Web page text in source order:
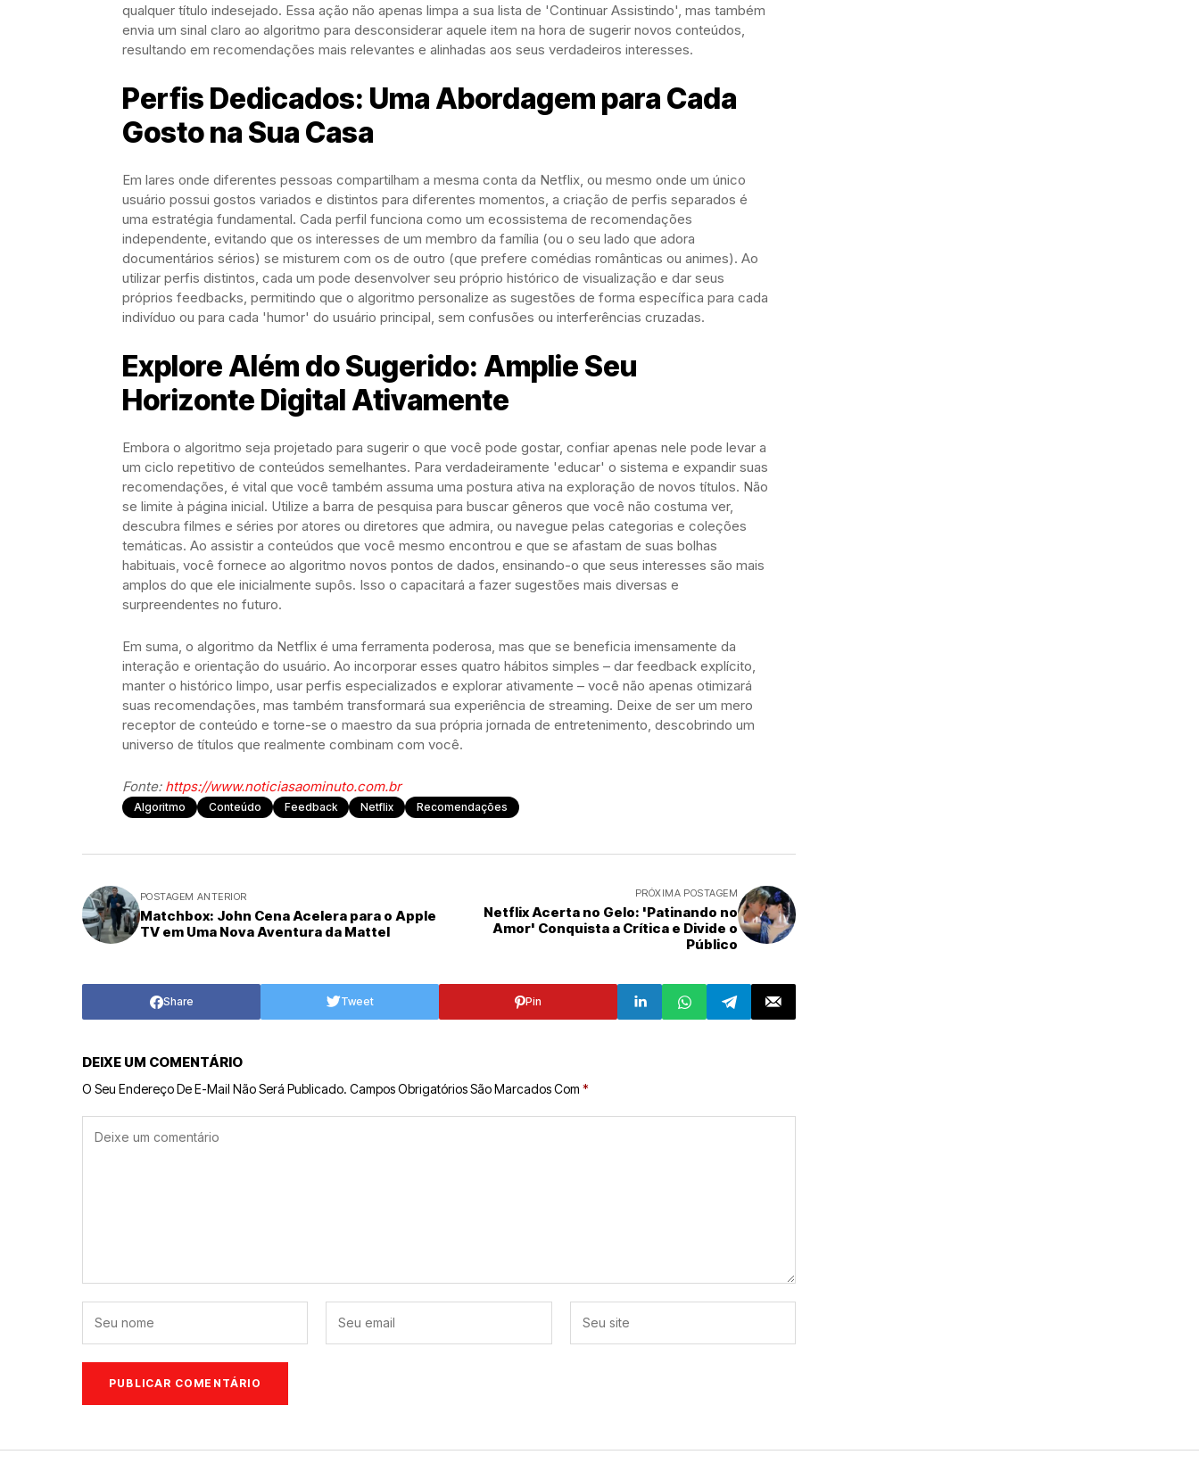
qualquer título indesejado. Essa ação não apenas limpa a sua lista de 'Continuar Assistindo', mas também
envia um sinal claro ao algoritmo para desconsiderar aquele item na hora de sugerir novos conteúdos,
resultando em recomendações mais relevantes e alinhadas aos seus verdadeiros interesses.
Perfis Dedicados: Uma Abordagem para Cada
Gosto na Sua Casa
Em lares onde diferentes pessoas compartilham a mesma conta da Netflix, ou mesmo onde um único
usuário possui gostos variados e distintos para diferentes momentos, a criação de perfis separados é
uma estratégia fundamental. Cada perfil funciona como um ecossistema de recomendações
independente, evitando que os interesses de um membro da família (ou o seu lado que adora
documentários sérios) se misturem com os de outro (que prefere comédias românticas ou animes). Ao
utilizar perfis distintos, cada um pode desenvolver seu próprio histórico de visualização e dar seus
próprios feedbacks, permitindo que o algoritmo personalize as sugestões de forma específica para cada
indivíduo ou para cada 'humor' do usuário principal, sem confusões ou interferências cruzadas.
Explore Além do Sugerido: Amplie Seu
Horizonte Digital Ativamente
Embora o algoritmo seja projetado para sugerir o que você pode gostar, confiar apenas nele pode levar a
um ciclo repetitivo de conteúdos semelhantes. Para verdadeiramente 'educar' o sistema e expandir suas
recomendações, é vital que você também assuma uma postura ativa na exploração de novos títulos. Não
se limite à página inicial. Utilize a barra de pesquisa para buscar gêneros que você não costuma ver,
descubra filmes e séries por atores ou diretores que admira, ou navegue pelas categorias e coleções
temáticas. Ao assistir a conteúdos que você mesmo encontrou e que se afastam de suas bolhas
habituais, você fornece ao algoritmo novos pontos de dados, ensinando-o que seus interesses são mais
amplos do que ele inicialmente supôs. Isso o capacitará a fazer sugestões mais diversas e
surpreendentes no futuro.
Em suma, o algoritmo da Netflix é uma ferramenta poderosa, mas que se beneficia imensamente da
interação e orientação do usuário. Ao incorporar esses quatro hábitos simples – dar feedback explícito,
manter o histórico limpo, usar perfis especializados e explorar ativamente – você não apenas otimizará
suas recomendações, mas também transformará sua experiência de streaming. Deixe de ser um mero
receptor de conteúdo e torne-se o maestro da sua própria jornada de entretenimento, descobrindo um
universo de títulos que realmente combinam com você.
Fonte: https://www.noticiasaominuto.com.br
Algoritmo Conteúdo Feedback Netflix Recomendações
POSTAGEM ANTERIOR
Matchbox: John Cena Acelera para o Apple
TV em Uma Nova Aventura da Mattel
PRÓXIMA POSTAGEM
Netflix Acerta no Gelo: 'Patinando no
Amor' Conquista a Crítica e Divide o
Público
Share Tweet Pin
DEIXE UM COMENTÁRIO
O Seu Endereço De E-Mail Não Será Publicado. Campos Obrigatórios São Marcados Com *